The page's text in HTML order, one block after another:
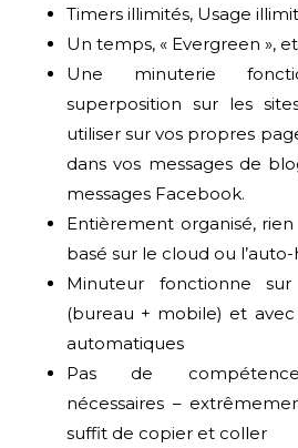
Timers illimités, Usage
Un temps, « Evergreen »,
Une minuterie
superposition sur les
utiliser sur vos propres
dans vos messages de
messages Facebook.
Entièrement organisé,
basé sur le cloud ou
Minuteur fonctionne
(bureau + mobile) et
automatiques
Pas de
nécessaires –
suffit de copier et coller